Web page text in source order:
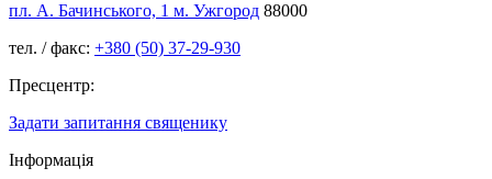
пл. А. Бачинського, 1 м. Ужгород 88000
тел. / факс: +380 (50) 37-29-930
Пресцентр:
Задати запитання священику
Інформація